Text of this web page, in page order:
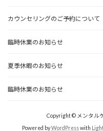
カウンセリングのご予約について
臨時休業のお知らせ
夏季休暇のお知らせ
臨時休業のお知らせ
Copyright © メンタル
Powered byWordPresswith